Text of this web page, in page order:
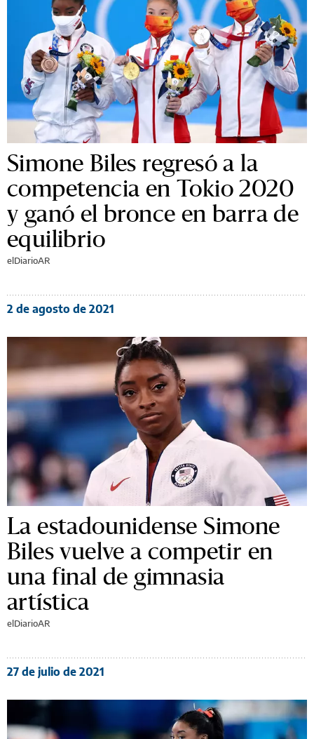
Simone Biles regresó a la
competencia en Tokio 2020
y ganó el bronce en barra de
equilibrio
elDiarioAR
2 de agosto de 2021
La estadounidense Simone
Biles vuelve a competir en
una final de gimnasia
artística
elDiarioAR
27 de julio de 2021